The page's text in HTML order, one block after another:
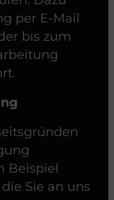
per E-Mail
bis zum
Beispiel
Sie an uns